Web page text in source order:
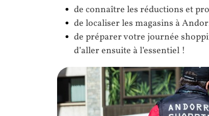
de connaître les réductions et
de localiser les magasins à
de préparer votre journée
d’aller ensuite à l’essentiel !